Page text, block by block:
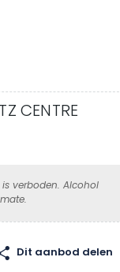
CENTRE
verboden. Alcohol
Dit aanbod delen